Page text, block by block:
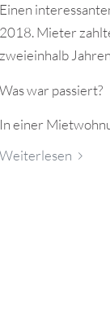
Einen
2018. Mieter
zweieinhalb
Was war passiert?
In einer
Weiterlesen